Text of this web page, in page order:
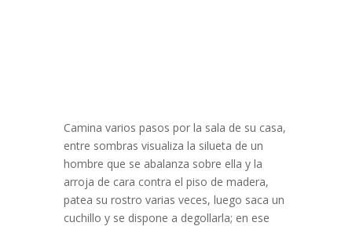
Camina varios pasos por la sala de su casa,
entre sombras visualiza la silueta de un
hombre que se abalanza sobre ella y la
arroja de cara contra el piso de madera,
patea su rostro varias veces, luego saca un
cuchillo y se dispone a degollarla; en ese